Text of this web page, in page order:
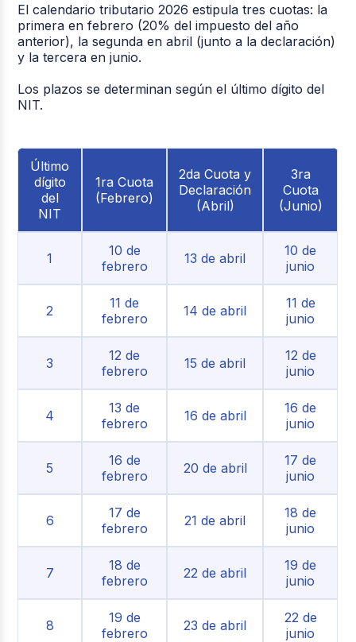
El calendario tributario 2026 estipula tres cuotas: la
primera enfebrero (20% del impuesto del año
anterior), la segunda enabril (junto a la declaración)
y la tercera enjunio.
Los plazos se determinan según el último dígito del
NIT.
Último
dígito
del
NIT
1ra Cuota
(Febrero)
2da Cuota y
Declaración
(Abril)
3ra
Cuota
(Junio)
1
10 de
febrero
13 de abril
10 de
junio
2
11 de
febrero
14 de abril
11 de
junio
3
12 de
febrero
15 de abril
12 de
junio
4
13 de
febrero
16 de abril
16 de
junio
5
16 de
febrero
20 de abril
17 de
junio
6
17 de
febrero
21 de abril
18 de
junio
7
18 de
febrero
22 de abril
19 de
junio
8
19 de
febrero
23 de abril
22 de
junio